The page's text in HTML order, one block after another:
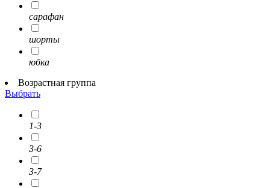
сарафан
шорты
юбка
Возрастная группа
Выбрать
1-3
3-6
3-7